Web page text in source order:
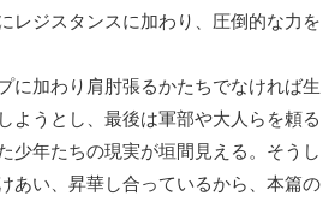
レジスタンスに加わり、圧倒的な力を
に加わり肩肘張るかたちでなければ生
ようとし、最後は軍部や大人らを頼る
少年たちの現実が垣間見える。そうし
あい、昇華し合っているから、本篇の